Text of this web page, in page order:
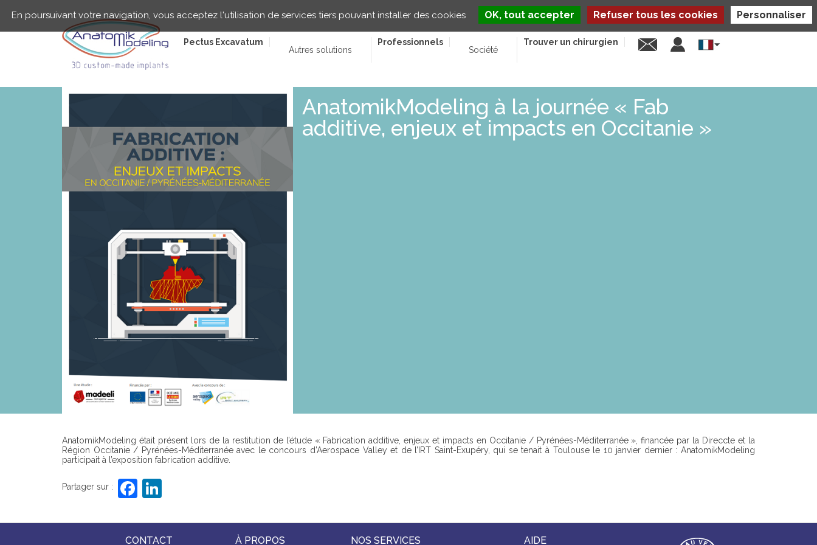
principal
Pectus Excavatum
Autres solutions
Professionnels
Société
Trouver un chirurgien
Select
your
AnatomikModeling à la journée « Fab
additive, enjeux et impacts en Occitanie »
AnatomikModeling était présent lors de la restitution de l’étude « Fabrication additive, enjeux et impacts en Occitanie / Pyrénées-Méditerranée », financée par la Direccte et la
Région Occitanie / Pyrénées-Méditerranée avec le concours d’Aerospace Valley et de l’IRT Saint-Exupéry, qui se tenait à Toulouse le 10 janvier dernier : AnatomikModeling
participait à l’exposition fabrication additive.
Partager sur :
F
a
c
k
CONTACT À PROPOS NOS SERVICES AIDE
En poursuivant votre navigation, vous acceptez l'utilisation de services tiers pouvant installer des cookies OK, tout accepter Refuser tous les cookies Personnaliser